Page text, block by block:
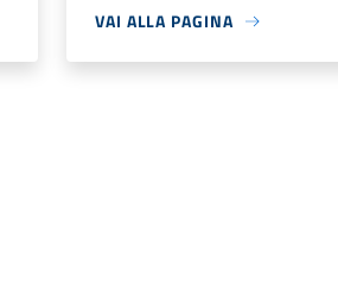
VAI ALLA PAGINA